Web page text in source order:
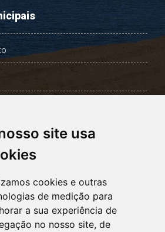
site usa
cookies e outras
de medição para
a sua experiência de
no nosso site, de
e Meio Ambiente
Econômico
do Município